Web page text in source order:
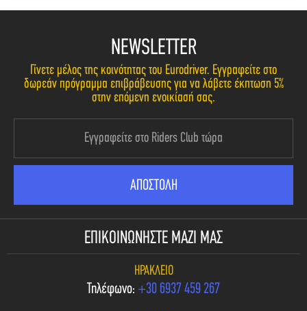
NEWSLETTER
Γίνετε μέλος της κοινότητας του Eurodriver. Εγγραφείτε στο
δωρεάν πρόγραμμα επιβράβευσης για να λάβετε έκπτωση 5%
στην επόμενη ενοικίασή σας.
ΕΠΙΚΟΙΝΩΝΗΣΤΕ ΜΑΖΙ ΜΑΣ
ΗΡΆΚΛΕΙΟ
Τηλέφωνο: +30 6937 459 267